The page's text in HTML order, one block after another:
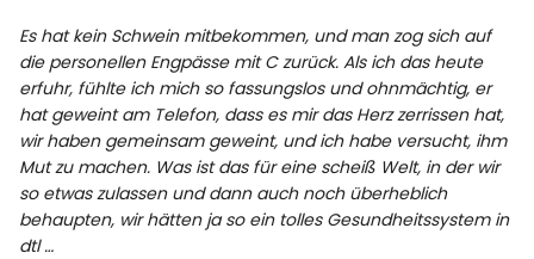
Es hat kein Schwein mitbekommen, und man zog sich auf
die personellen Engpässe mit C zurück. Als ich das heute
erfuhr, fühlte ich mich so fassungslos und ohnmächtig, er
hat geweint am Telefon, dass es mir das Herz zerrissen hat,
wir haben gemeinsam geweint, und ich habe versucht, ihm
Mut zu machen. Was ist das für eine scheiß Welt, in der wir
so etwas zulassen und dann auch noch überheblich
behaupten, wir hätten ja so ein tolles Gesundheitssystem in
dtl …